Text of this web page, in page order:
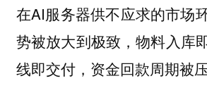
在AI服务器供不应求的市场
势被放大到极致，物料入库
线即交付，资金回款周期被